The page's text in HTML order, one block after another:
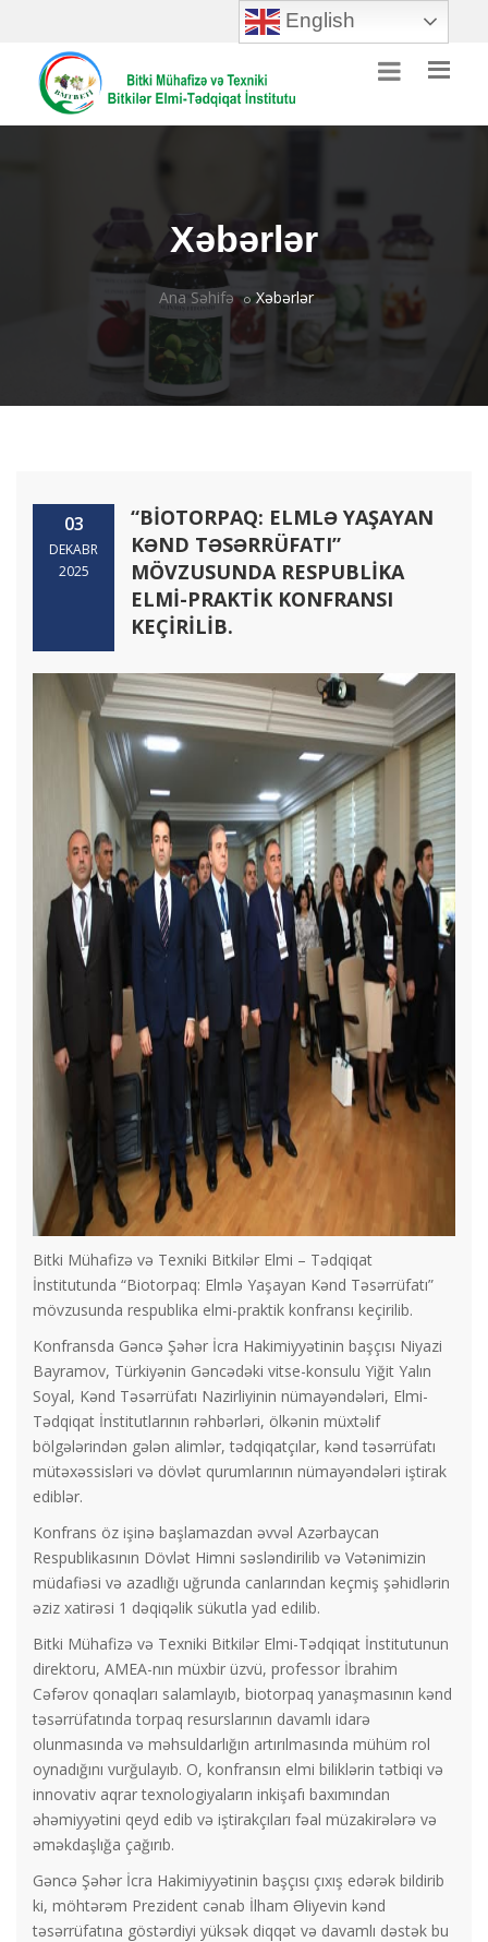
English
Xəbərlər
Ana Səhifə Xəbərlər
03
DEKABR
2025
“BİOTORPAQ: ELMLƏ YAŞAYAN
KƏND TƏSƏRRÜFATI”
MÖVZUSUNDA RESPUBLİKA
ELMİ-PRAKTİK KONFRANSI
KEÇİRİLİB.
Bitki Mühafizə və Texniki Bitkilər Elmi – Tədqiqat
İnstitutunda “Biotorpaq: Elmlə Yaşayan Kənd Təsərrüfatı”
mövzusunda respublika elmi-praktik konfransı keçirilib.
Konfransda Gəncə Şəhər İcra Hakimiyyətinin başçısı Niyazi
Bayramov, Türkiyənin Gəncədəki vitse-konsulu Yiğit Yalın
Soyal, Kənd Təsərrüfatı Nazirliyinin nümayəndələri, Elmi-
Tədqiqat İnstitutlarının rəhbərləri, ölkənin müxtəlif
bölgələrindən gələn alimlər, tədqiqatçılar, kənd təsərrüfatı
mütəxəssisləri və dövlət qurumlarının nümayəndələri iştirak
ediblər.
Konfrans öz işinə başlamazdan əvvəl Azərbaycan
Respublikasının Dövlət Himni səsləndirilib və Vətənimizin
müdafiəsi və azadlığı uğrunda canlarından keçmiş şəhidlərin
əziz xatirəsi 1 dəqiqəlik sükutla yad edilib.
Bitki Mühafizə və Texniki Bitkilər Elmi-Tədqiqat İnstitutunun
direktoru, AMEA-nın müxbir üzvü, professor İbrahim
Cəfərov qonaqları salamlayıb, biotorpaq yanaşmasının kənd
təsərrüfatında torpaq resurslarının davamlı idarə
olunmasında və məhsuldarlığın artırılmasında mühüm rol
oynadığını vurğulayıb. O, konfransın elmi biliklərin tətbiqi və
innovativ aqrar texnologiyaların inkişafı baxımından
əhəmiyyətini qeyd edib və iştirakçıları fəal müzakirələrə və
əməkdaşlığa çağırıb.
Gəncə Şəhər İcra Hakimiyyətinin başçısı çıxış edərək bildirib
ki, möhtərəm Prezident cənab İlham Əliyevin kənd
təsərrüfatına göstərdiyi yüksək diqqət və davamlı dəstək bu